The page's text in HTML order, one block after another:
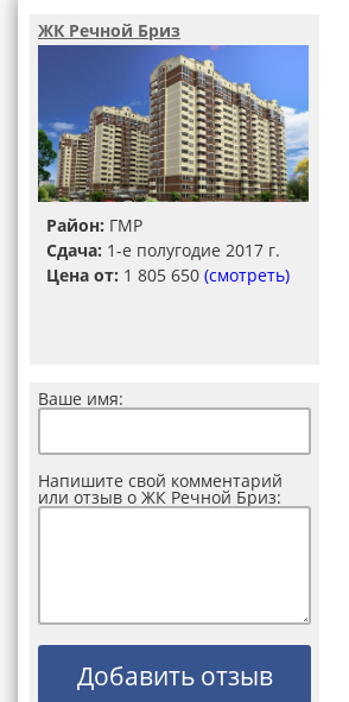
ВСЕ КОТТЕДЖНЫЕ
ЖК Речной Бриз
Район: ГМР
Сдача: 1-е полугодие 2017 г.
Цена от: 1 805 650 (смотреть)
Ваше имя:
Напишите свой комментарий
или отзыв о ЖК Речной Бриз: